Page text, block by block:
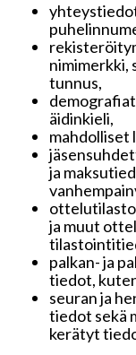
nimimerkki,
tunnus,
äidinkieli,
mahdolliset
ja
ja muut
palkan- ja
tiedot,
seuran ja
tiedot sekä
kerätyt